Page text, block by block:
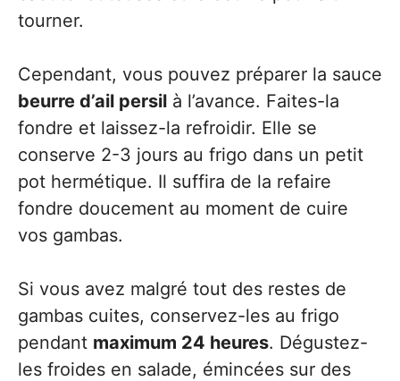
tourner.
Cependant, vous pouvez préparer la sauce
beurre d’ail persil à l’avance. Faites-la
fondre et laissez-la refroidir. Elle se
conserve 2-3 jours au frigo dans un petit
pot hermétique. Il suffira de la refaire
fondre doucement au moment de cuire
vos gambas.
Si vous avez malgré tout des restes de
gambas cuites, conservez-les au frigo
pendant maximum 24 heures. Dégustez-
les froides en salade, émincées sur des